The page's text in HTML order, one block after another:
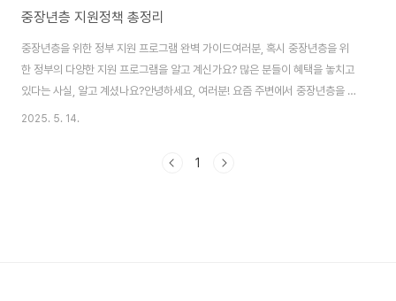
중장년층 지원정책 총정리
중장년층을 위한 정부 지원 프로그램 완벽 가이드여러분, 혹시 중장년층을 위
한 정부의 다양한 지원 프로그램을 알고 계신가요? 많은 분들이 혜택을 놓치고
있다는 사실, 알고 계셨나요?안녕하세요, 여러분! 요즘 주변에서 중장년층을 위
한 정부 지원에 대해 많이들 이야기하더라고요. 경제적으로나 사회적으로 어려
어보셨나요? 그런데 막상 어디서부터 시작해야 할지, 어떤 지원을 받을 수 있는
2025. 5. 14.
1